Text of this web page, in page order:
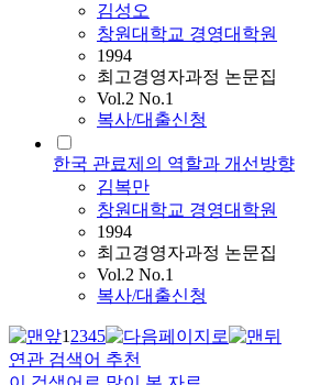
김성오
창원대학교 경영대학원
1994
최고경영자과정 논문집
Vol.2 No.1
복사/대출신청
한국 관료제의 역할과 개선방향
김복만
창원대학교 경영대학원
1994
최고경영자과정 논문집
Vol.2 No.1
복사/대출신청
12345
연관 검색어 추천